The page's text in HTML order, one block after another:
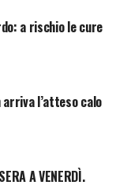
a rischio le cure
l’atteso calo
A VENERDÌ.